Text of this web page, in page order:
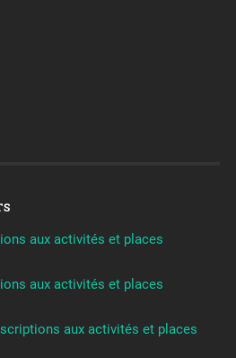
aux activités et places
aux activités et places
aux activités et places